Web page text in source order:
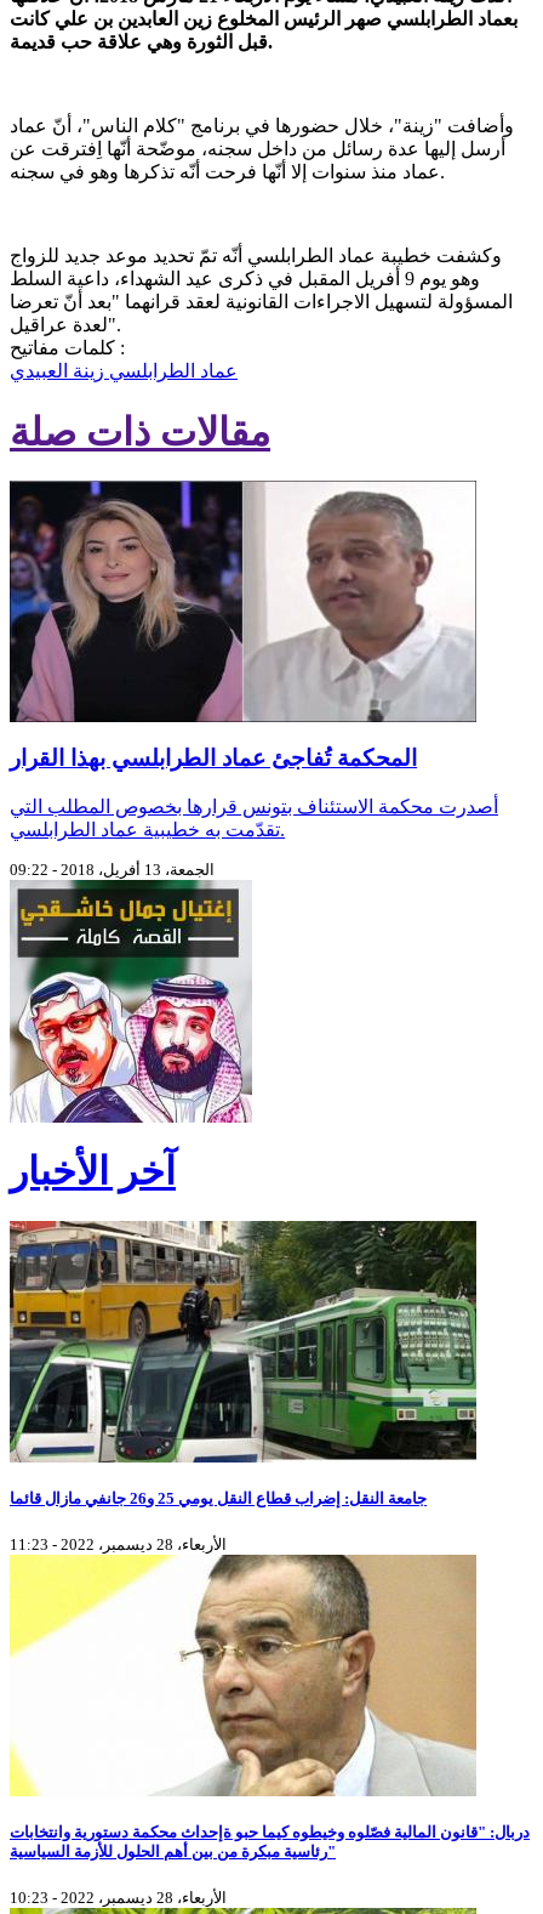
بعماد الطرابلسي صهر الرئيس المخلوع زين العابدين بن علي كانت
قبل الثورة وهي علاقة حب قديمة.
وأضافت "زينة"، خلال حضورها في برنامج "كلام الناس"، أنّ عماد
أرسل إليها عدة رسائل من داخل سجنه، موضّحة أنّها اِفترقت عن
عماد منذ سنوات إلا أنّها فرحت أنّه تذكرها وهو في سجنه.
وكشفت خطيبة عماد الطرابلسي أنّه تمّ تحديد موعد جديد للزواج
وهو يوم 9 أفريل المقبل في ذكرى عيد الشهداء، داعية السلط
المسؤولة لتسهيل الاجراءات القانونية لعقد قرانهما "بعد أنّ تعرضا
لعدة عراقيل".
كلمات مفاتيح :
عماد الطرابلسي زينة العبيدي
مقالات ذات صلة
المحكمة تُفاجئ عماد الطرابلسي بهذا القرار
أصدرت محكمة الاستئناف بتونس قرارها بخصوص المطلب التي
تقدّمت به خطيبية عماد الطرابلسي.
الجمعة، 13 أفريل، 2018 - 09:22
آخر الأخبار
جامعة النقل: إضراب قطاع النقل يومي 25 و26 جانفي مازال قائما
الأربعاء، 28 ديسمبر، 2022 - 11:23
دربال: "قانون المالية فصّلوه وخيطوه كيما حبو ةإحداث محكمة دستورية وانتخابات
رئاسية مبكرة من بين أهم الحلول للأزمة السياسية"
الأربعاء، 28 ديسمبر، 2022 - 10:23